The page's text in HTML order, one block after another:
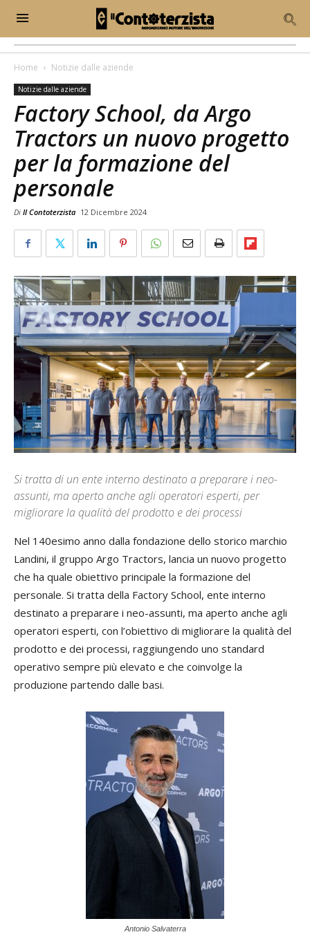
Home Notizie dalle aziende
Notizie dalle aziende
Factory School, da Argo
Tractors un nuovo progetto
per la formazione del
personale
Di Il Contoterzista 12 Dicembre 2024
Si tratta di un ente interno destinato a preparare i neo-
assunti, ma aperto anche agli operatori esperti, per
migliorare la qualità del prodotto e dei processi
Nel 140esimo anno dalla fondazione dello storico marchio
Landini, il gruppo Argo Tractors, lancia un nuovo progetto
che ha quale obiettivo principale la formazione del
personale. Si tratta della Factory School, ente interno
destinato a preparare i neo-assunti, ma aperto anche agli
operatori esperti, con l’obiettivo di migliorare la qualità del
prodotto e dei processi, raggiungendo uno standard
operativo sempre più elevato e che coinvolge la
produzione partendo dalle basi.
Antonio Salvaterra